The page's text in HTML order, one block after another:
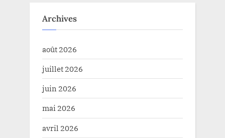
Archives
août 2026
juillet 2026
juin 2026
mai 2026
avril 2026